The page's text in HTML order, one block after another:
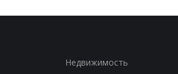
Недвижимость